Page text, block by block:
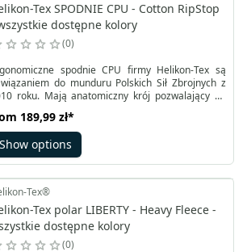
Tex SPODNIE CPU - Cotton RipStop
dostępne kolory
0
spodnie CPU firmy Helikon-Tex są
do munduru Polskich Sił Zbrojnych z
roku. Mają anatomiczny krój pozwalający na
poprawiają wytrzymałość. Strefa kolan
dodatkowo kieszenie na niskoprofilowe
Optymalne rozłożenie dziesięciu
pozwala na wygodne przenoszenie
189,99 zł*
Show options
Tex®
Tex polar LIBERTY - Heavy Fleece -
dostępne kolory
0